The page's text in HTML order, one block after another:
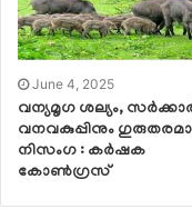
June 4, 2025
വന്യമൃഗ ശല്യം,
വനവകുപ്പിനും
നിസംഗ : കർഷക
കോൺഗ്രസ്